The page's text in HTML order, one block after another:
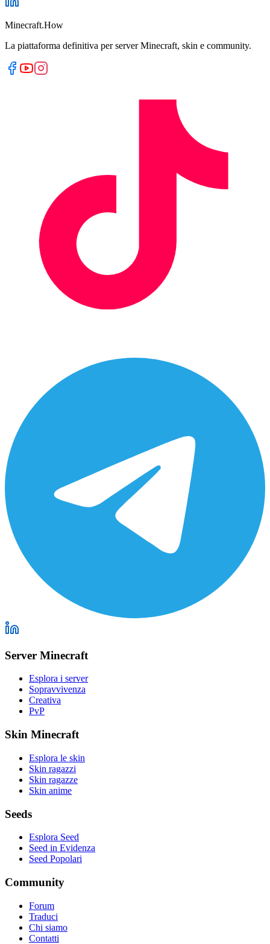
Minecraft.How
La piattaforma definitiva per server Minecraft, skin e community.
Server Minecraft
Esplora i server
Sopravvivenza
Creativa
PvP
Skin Minecraft
Esplora le skin
Skin ragazzi
Skin ragazze
Skin anime
Seeds
Esplora Seed
Seed in Evidenza
Seed Popolari
Community
Forum
Traduci
Chi siamo
Contatti